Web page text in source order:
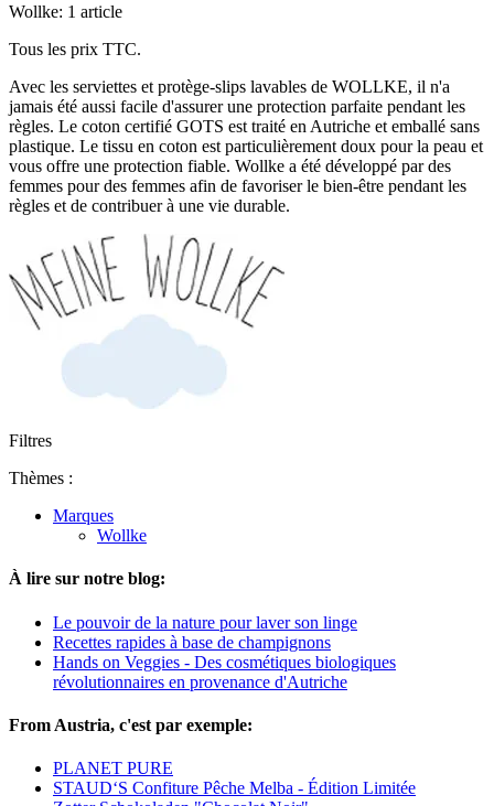
Wollke: 1 article
Tous les prix TTC.
Avec les serviettes et protège-slips lavables de WOLLKE, il n'a
jamais été aussi facile d'assurer une protection parfaite pendant les
règles. Le coton certifié GOTS est traité en Autriche et emballé sans
plastique. Le tissu en coton est particulièrement doux pour la peau et
vous offre une protection fiable. Wollke a été développé par des
femmes pour des femmes afin de favoriser le bien-être pendant les
règles et de contribuer à une vie durable.
Filtres
Thèmes :
Marques
Wollke
À lire sur notre blog:
Le pouvoir de la nature pour laver son linge
Recettes rapides à base de champignons
Hands on Veggies - Des cosmétiques biologiques
révolutionnaires en provenance d'Autriche
From Austria, c'est par exemple:
PLANET PURE
STAUD‘S Confiture Pêche Melba - Édition Limitée